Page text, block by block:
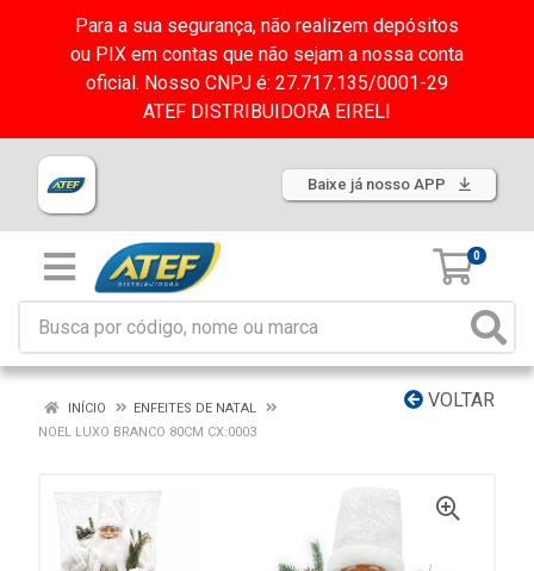
Para a sua segurança, não realizem depósitos
ou PIX em contas que não sejam a nossa conta
oficial. Nosso CNPJ é: 27.717.135/0001-29
ATEF DISTRIBUIDORA EIRELI
Baixe já nosso APP
0
VOLTAR
INÍCIO
ENFEITES DE NATAL
NOEL LUXO BRANCO 80CM CX:0003